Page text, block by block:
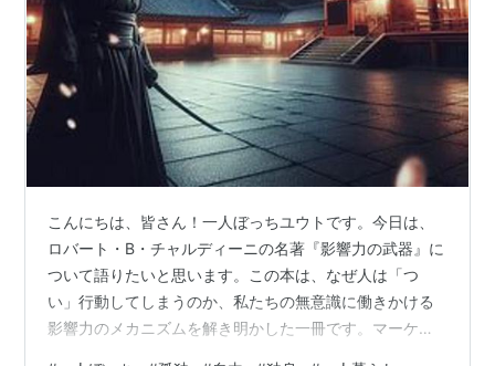
こんにちは、皆さん！一人ぼっちユウトです。今日は、
ロバート・B・チャルディーニの名著『影響力の武器』に
ついて語りたいと思います。この本は、なぜ人は「つ
い」行動してしまうのか、私たちの無意識に働きかける
影響力のメカニズムを解き明かした一冊です。マーケテ